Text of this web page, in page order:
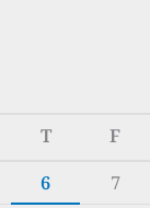
T
F
6
7